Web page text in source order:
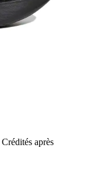
Crédités après